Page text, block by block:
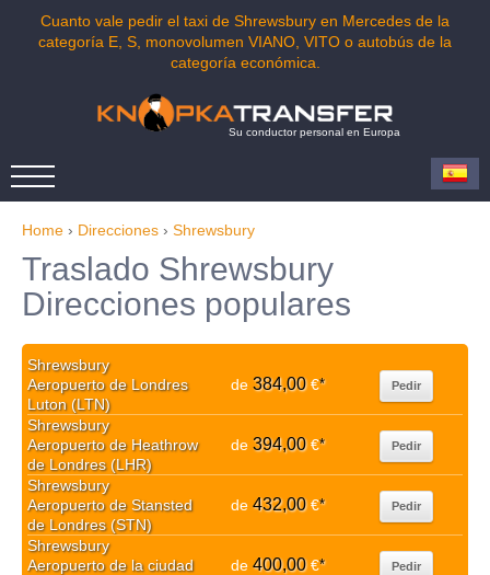
Cuanto vale pedir el taxi de Shrewsbury en Mercedes de la
categoría E, S, monovolumen VIANO, VITO o autobús de la
categoría económica.
Su conductor personal en Europa
Home › Direcciones › Shrewsbury
Traslado Shrewsbury
Direcciones populares
Shrewsbury
Aeropuerto de Londres
Luton (LTN)
de 384,00€* Pedir
Shrewsbury
Aeropuerto de Heathrow
de Londres (LHR)
de 394,00€* Pedir
Shrewsbury
Aeropuerto de Stansted
de Londres (STN)
de 432,00€* Pedir
Shrewsbury
Aeropuerto de la ciudad
de 400,00€* Pedir